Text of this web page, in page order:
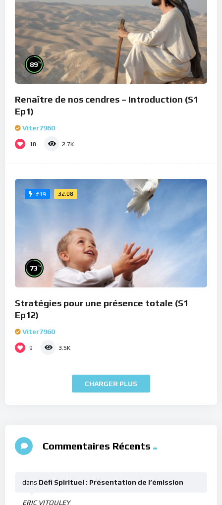
89%
Renaître de nos cendres – Introduction (S1
Ep1)
Viter7960
10 2.7K
#19 32:08
73%
Stratégies pour une présence totale (S1
Ep12)
Viter7960
9 3.5K
CHARGER PLUS
Commentaires Récents
ERIC VITOULEY
dans Défi Spirituel : Présentation de l’émission